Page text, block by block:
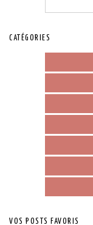
CATÉGORIES
VOS POSTS FAVORIS